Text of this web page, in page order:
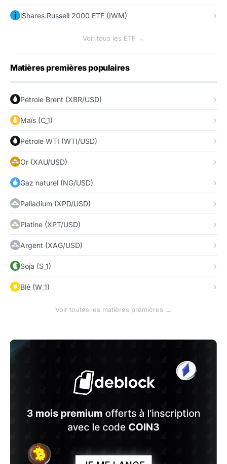
iShares Russell 2000 ETF (IWM)
Voir tous les ETF →
Matières premières populaires
Pétrole Brent (XBR/USD)
Maïs (C_1)
Pétrole WTI (WTI/USD)
Or (XAU/USD)
Gaz naturel (NG/USD)
Palladium (XPD/USD)
Platine (XPT/USD)
Argent (XAG/USD)
Soja (S_1)
Blé (W_1)
Voir toutes les matières premières →